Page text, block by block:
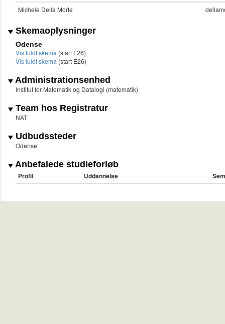
Michele Della Morte
Skemaoplysninger
Odense
Vis fuldt skema (start F26)
Vis fuldt skema (start E26)
Administrationsenhed
Institut for Matematik og Datalogi (matematik)
Team hos Registratur
NAT
Udbudssteder
Odense
Anbefalede studieforløb
Profil Uddannelse